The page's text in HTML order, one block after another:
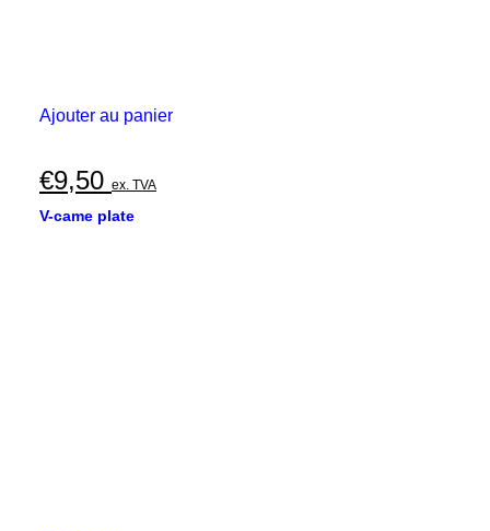
Ajouter au panier
€9,50 ex. TVA
V-came plate